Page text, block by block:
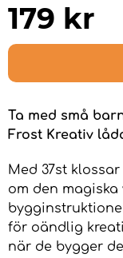
179 kr
Ta med små
Frost Kreativ
Med 37st
om den
för oändlig
när de bygger